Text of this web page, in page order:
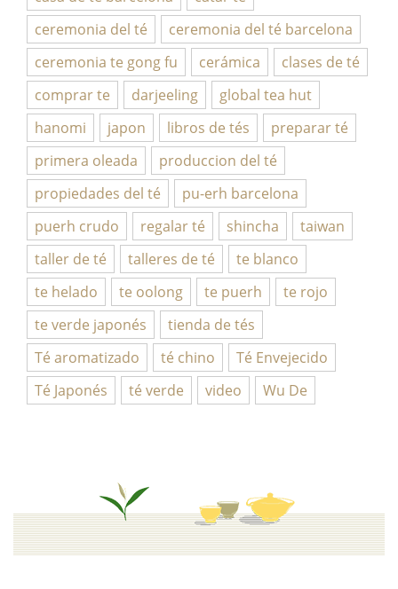
ceremonia del té
ceremonia del té barcelona
ceremonia te gong fu
cerámica
clases de té
comprar te
darjeeling
global tea hut
hanomi
japon libros de tés
preparar té
primera oleada
produccion del té
propiedades del té
pu-erh barcelona
puerh crudo
regalar té shincha
taiwan
taller de té
talleres de té
te blanco
te helado
te oolong te puerh
te rojo
te verde japonés
tienda de tés
Té aromatizado
té chino
Té Envejecido
Té Japonés
té verde video Wu De